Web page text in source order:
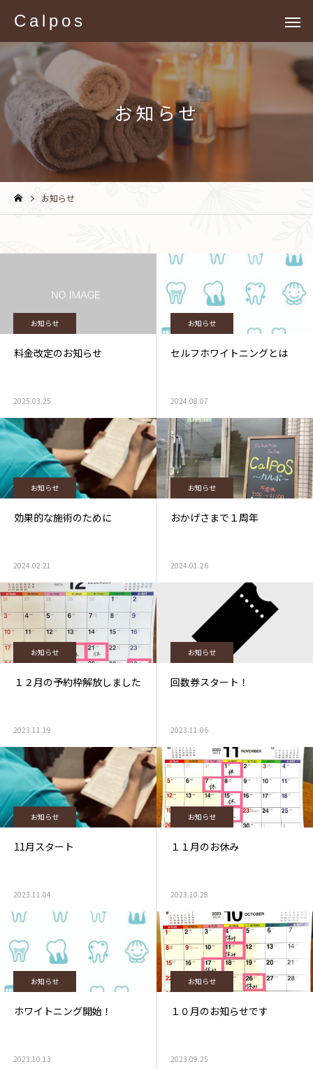
Calpos
お知らせ
お知らせ
お知らせ
料金改定のお知らせ
2025.03.25
お知らせ
セルフホワイトニングとは
2024.08.07
お知らせ
効果的な施術のために
2024.02.21
お知らせ
おかげさまで１周年
2024.01.26
お知らせ
１２月の予約枠解放しました
2023.11.19
お知らせ
回数券スタート！
2023.11.06
お知らせ
11月スタート
2023.11.04
お知らせ
１１月のお休み
2023.10.28
お知らせ
ホワイトニング開始！
2023.10.13
お知らせ
１０月のお知らせです
2023.09.25